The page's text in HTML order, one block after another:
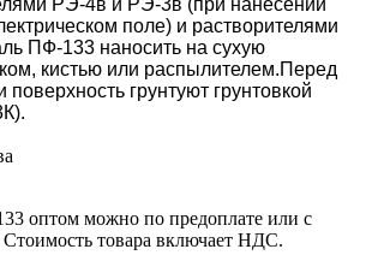
РЭ-4в и РЭ-3в (при нанесении
поле) и растворителями
ПФ-133 наносить на сухую
кистью или распылителем.Перед
грунтуют грунтовкой
оптом можно по предоплате или с
Стоимость товара включает НДС.